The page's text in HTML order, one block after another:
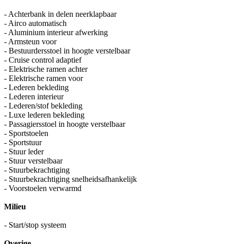
- Achterbank in delen neerklapbaar
- Airco automatisch
- Aluminium interieur afwerking
- Armsteun voor
- Bestuurdersstoel in hoogte verstelbaar
- Cruise control adaptief
- Elektrische ramen achter
- Elektrische ramen voor
- Lederen bekleding
- Lederen interieur
- Lederen/stof bekleding
- Luxe lederen bekleding
- Passagiersstoel in hoogte verstelbaar
- Sportstoelen
- Sportstuur
- Stuur leder
- Stuur verstelbaar
- Stuurbekrachtiging
- Stuurbekrachtiging snelheidsafhankelijk
- Voorstoelen verwarmd
Milieu
- Start/stop systeem